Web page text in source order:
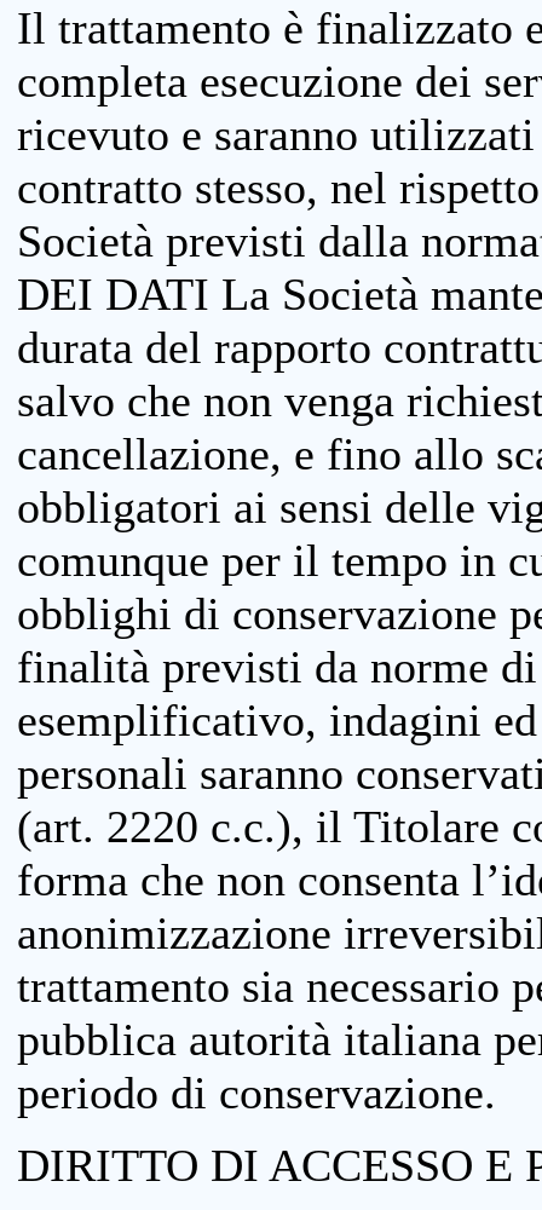
Il trattamento è finalizzato
completa esecuzione dei
ricevuto e saranno
contratto stesso, nel
Società previsti dalla
DEI DATI La Società
durata del rapporto
salvo che non venga
cancellazione, e fino allo
obbligatori ai sensi delle
comunque per il tempo in
obblighi di conservazione
finalità previsti da norme
esemplificativo, indagini
personali saranno
(art. 2220 c.c.), il Titolare
forma che non consenta
anonimizzazione
trattamento sia necessario
pubblica autorità italiana
periodo di conservazione.
DIRITTO DI ACCESSO